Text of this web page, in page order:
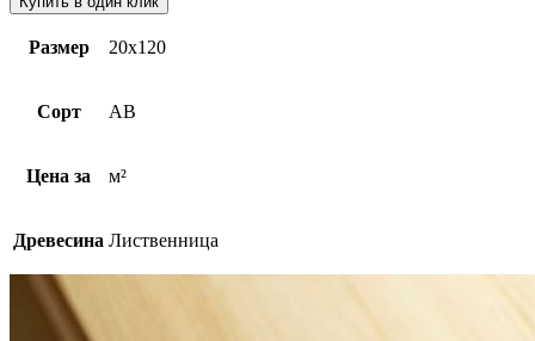
Размер 20х120
Сорт AB
Цена за м²
Древесина Лиственница